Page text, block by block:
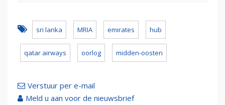
sri lanka MRIA emirates hub
qatar airways oorlog midden-oosten
Verstuur per e-mail
Meld u aan voor de nieuwsbrief